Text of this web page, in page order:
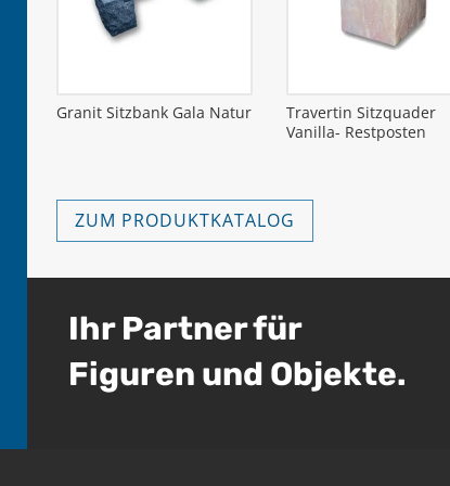
Granit Sitzbank Gala Natur
Travertin Sitzquader
Vanilla- Restposten
ZUM PRODUKTKATALOG
Ihr Partner für
Figuren und Objekte.